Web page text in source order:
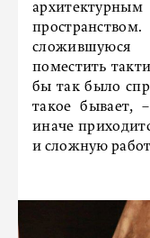
поместить
бы так было
такое бывает,
иначе
и сложную